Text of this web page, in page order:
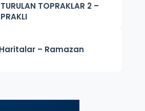
TOPRAKLAR 2 –
– Ramazan